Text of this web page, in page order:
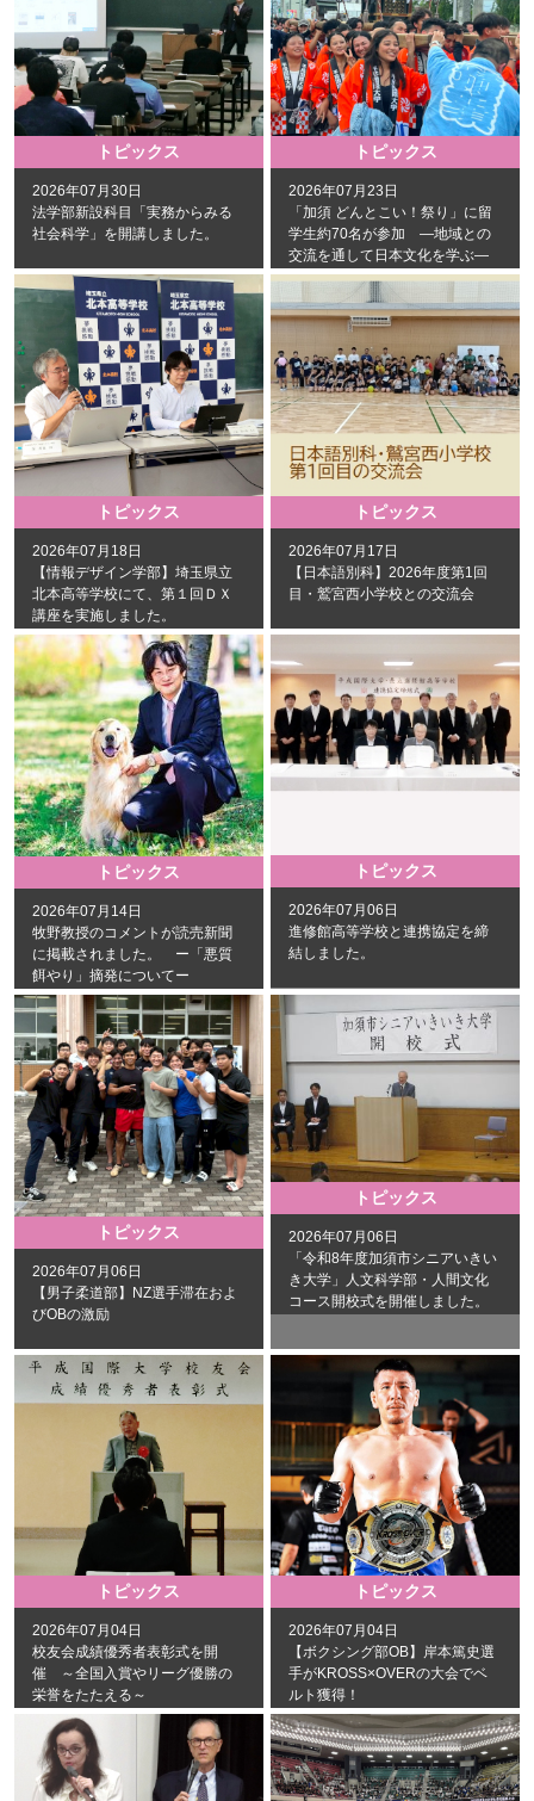
トピックス
2026年07月30日
法学部新設科目「実務からみる
社会科学」を開講しました。
トピックス
2026年07月23日
「加須 どんとこい！祭り」に留
学生約70名が参加 ―地域との
交流を通して日本文化を学ぶ―
トピックス
2026年07月18日
【情報デザイン学部】埼玉県立
北本高等学校にて、第１回ＤＸ
講座を実施しました。
トピックス
2026年07月17日
【日本語別科】2026年度第1回
目・鷲宮西小学校との交流会
トピックス
2026年07月14日
牧野教授のコメントが読売新聞
に掲載されました。 ー「悪質
餌やり」摘発についてー
トピックス
2026年07月06日
進修館高等学校と連携協定を締
結しました。
トピックス
2026年07月06日
【男子柔道部】NZ選手滞在およ
びOBの激励
トピックス
2026年07月06日
「令和8年度加須市シニアいきい
き大学」人文科学部・人間文化
コース開校式を開催しました。
トピックス
2026年07月04日
校友会成績優秀者表彰式を開
催 ～全国入賞やリーグ優勝の
栄誉をたたえる～
トピックス
2026年07月04日
【ボクシング部OB】岸本篤史選
手がKROSS×OVERの大会でベ
ルト獲得！